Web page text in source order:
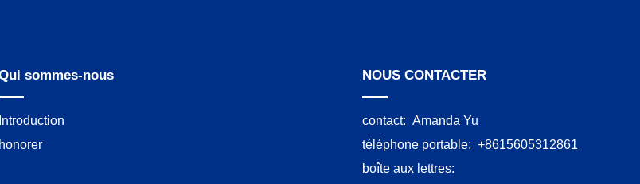
sommes-nous
Introduction
honorer
NOUS CONTACTER
contact: Amanda Yu
téléphone portable: +8615605312861
boîte aux lettres: